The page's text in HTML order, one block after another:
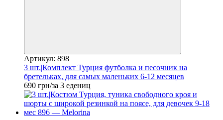
Артикул: 898
3 шт.|Комплект Турция футболка и песочник на
бретельках, для самых маленьких 6-12 месяцев
690 грн/за 3 едениц